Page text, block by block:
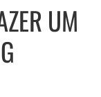
e
s
t
UM